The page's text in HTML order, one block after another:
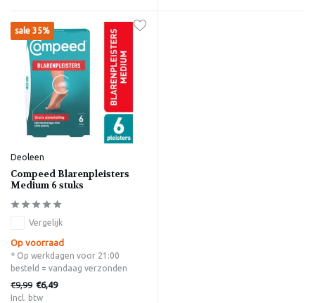
sale 35%
Deoleen
Compeed Blarenpleisters
Medium 6 stuks
Vergelijk
Op voorraad
* Op werkdagen voor 21:00
besteld = vandaag verzonden
€9,99 €6,49
Incl. btw